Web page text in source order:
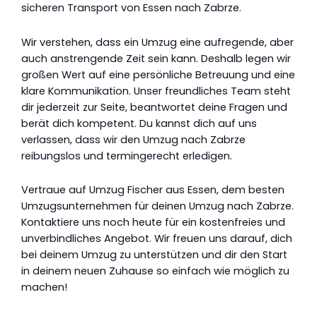
sicheren Transport von Essen nach Zabrze.
Wir verstehen, dass ein Umzug eine aufregende, aber
auch anstrengende Zeit sein kann. Deshalb legen wir
großen Wert auf eine persönliche Betreuung und eine
klare Kommunikation. Unser freundliches Team steht
dir jederzeit zur Seite, beantwortet deine Fragen und
berät dich kompetent. Du kannst dich auf uns
verlassen, dass wir den Umzug nach Zabrze
reibungslos und termingerecht erledigen.
Vertraue auf Umzug Fischer aus Essen, dem besten
Umzugsunternehmen für deinen Umzug nach Zabrze.
Kontaktiere uns noch heute für ein kostenfreies und
unverbindliches Angebot. Wir freuen uns darauf, dich
bei deinem Umzug zu unterstützen und dir den Start
in deinem neuen Zuhause so einfach wie möglich zu
machen!